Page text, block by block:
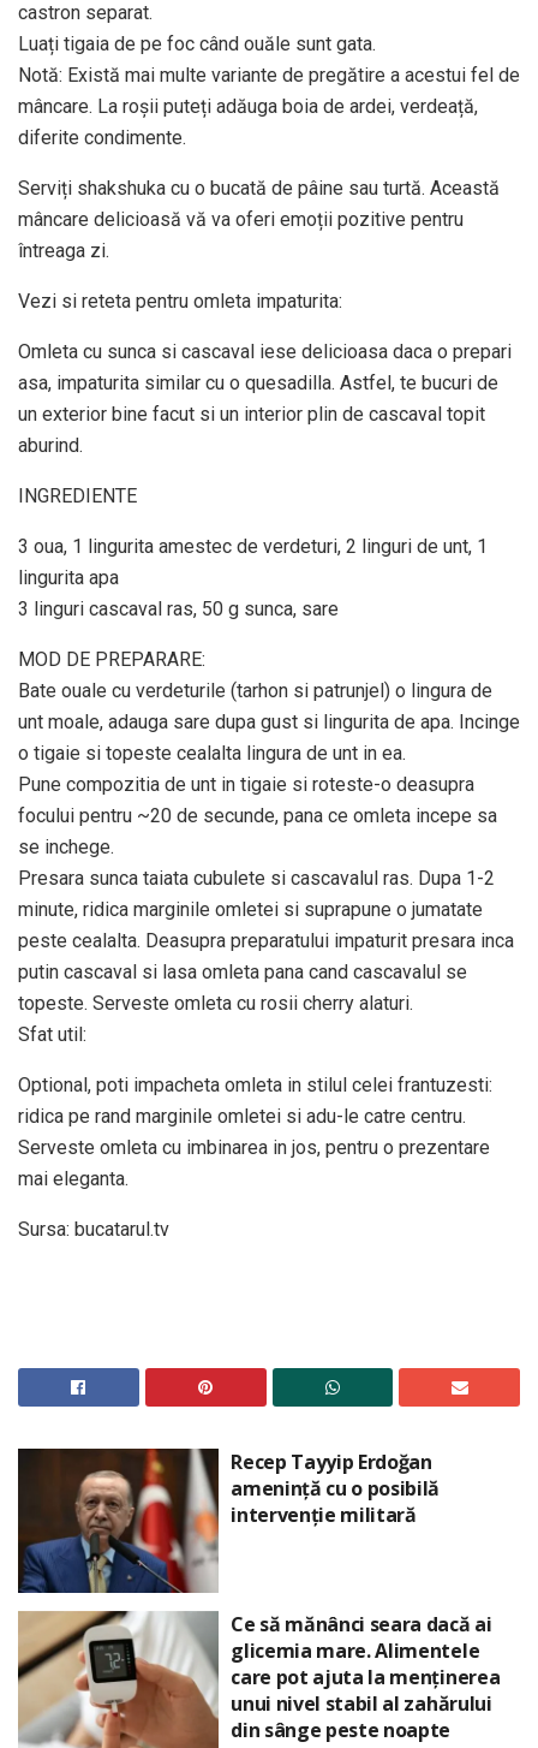
castron separat.
Luați tigaia de pe foc când ouăle sunt gata.
Notă: Există mai multe variante de pregătire a acestui fel de
mâncare. La roșii puteți adăuga boia de ardei, verdeață,
diferite condimente.
Serviți shakshuka cu o bucată de pâine sau turtă. Această
mâncare delicioasă vă va oferi emoții pozitive pentru
întreaga zi.
Vezi si reteta pentru omleta impaturita:
Omleta cu sunca si cascaval iese delicioasa daca o prepari
asa, impaturita similar cu o quesadilla. Astfel, te bucuri de
un exterior bine facut si un interior plin de cascaval topit
aburind.
INGREDIENTE
3 oua, 1 lingurita amestec de verdeturi, 2 linguri de unt, 1
lingurita apa
3 linguri cascaval ras, 50 g sunca, sare
MOD DE PREPARARE:
Bate ouale cu verdeturile (tarhon si patrunjel) o lingura de
unt moale, adauga sare dupa gust si lingurita de apa. Incinge
o tigaie si topeste cealalta lingura de unt in ea.
Pune compozitia de unt in tigaie si roteste-o deasupra
focului pentru ~20 de secunde, pana ce omleta incepe sa
se inchege.
Presara sunca taiata cubulete si cascavalul ras. Dupa 1-2
minute, ridica marginile omletei si suprapune o jumatate
peste cealalta. Deasupra preparatului impaturit presara inca
putin cascaval si lasa omleta pana cand cascavalul se
topeste. Serveste omleta cu rosii cherry alaturi.
Sfat util:
Optional, poti impacheta omleta in stilul celei frantuzesti:
ridica pe rand marginile omletei si adu-le catre centru.
Serveste omleta cu imbinarea in jos, pentru o prezentare
mai eleganta.
Sursa: bucatarul.tv
Recep Tayyip Erdoğan
amenință cu o posibilă
intervenție militară
Ce să mănânci seara dacă ai
glicemia mare. Alimentele
care pot ajuta la menținerea
unui nivel stabil al zahărului
din sânge peste noapte